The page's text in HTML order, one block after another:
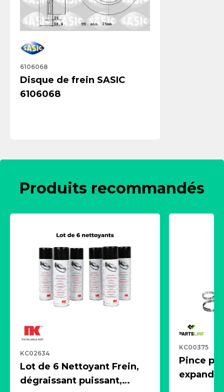
6106068
Disque de frein SASIC
6106068
Produits recommandés
KC02634
Lot de 6 Nettoyant Frein,
dégraissant puissant,
KC00375
Pince